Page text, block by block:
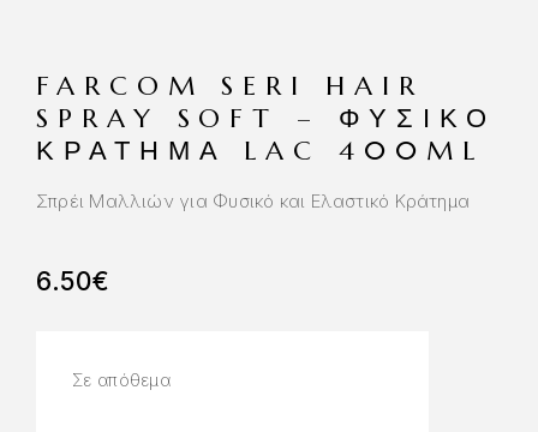
FARCOM SERI HAIR
SPRAY SOFT – ΦΥΣΙΚΌ
ΚΡΆΤΗΜΑ LAC 400ML
Σπρέι Μαλλιών για Φυσικό και Ελαστικό Κράτημα
6.50€
Σε απόθεμα